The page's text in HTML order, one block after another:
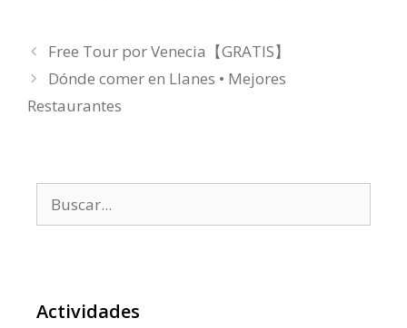
Free Tour por Venecia【GRATIS】
Dónde comer en Llanes • Mejores
Restaurantes
Actividades